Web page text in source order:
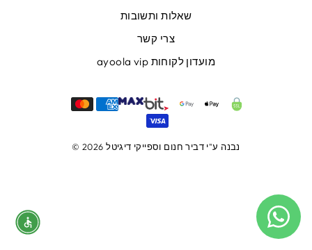
שאלות ותשובות
צרי קשר
מועדון לקוחות ayoola vip
© 2026 נבנה ע"י דביר חנום וספייקי דיגיטל